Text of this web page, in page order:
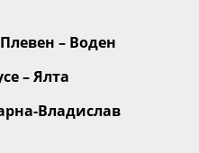
– Воден
– Ялта
Владислав